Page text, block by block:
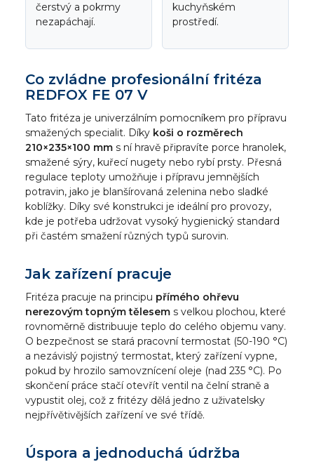
čerstvý a pokrmy
nezapáchají.
kuchyňském
prostředí.
Co zvládne profesionální fritéza
REDFOX FE 07 V
Tato fritéza je univerzálním pomocníkem pro přípravu
smažených specialit. Díky koši o rozměrech
210×235×100 mm s ní hravě připravíte porce hranolek,
smažené sýry, kuřecí nugety nebo rybí prsty. Přesná
regulace teploty umožňuje i přípravu jemnějších
potravin, jako je blanšírovaná zelenina nebo sladké
koblížky. Díky své konstrukci je ideální pro provozy,
kde je potřeba udržovat vysoký hygienický standard
při častém smažení různých typů surovin.
Jak zařízení pracuje
Fritéza pracuje na principu přímého ohřevu
nerezovým topným tělesem s velkou plochou, které
rovnoměrně distribuuje teplo do celého objemu vany.
O bezpečnost se stará pracovní termostat (50-190 °C)
a nezávislý pojistný termostat, který zařízení vypne,
pokud by hrozilo samovznícení oleje (nad 235 °C). Po
skončení práce stačí otevřít ventil na čelní straně a
vypustit olej, což z fritézy dělá jedno z uživatelsky
nejpřívětivějších zařízení ve své třídě.
Úspora a jednoduchá údržba